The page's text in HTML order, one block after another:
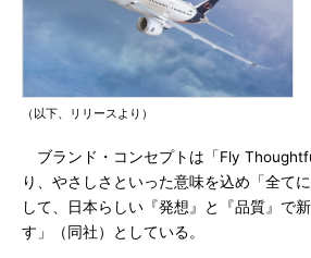
（以下、リリースより）
ブランド・コンセプトは「Fly
り、やさしさといった意味を込め「全て
して、日本らしい『発想』と『品質』で
す」（同社）としている。